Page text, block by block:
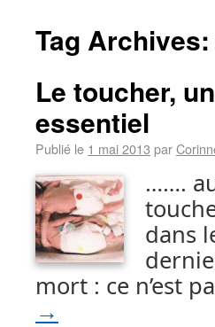
Tag Archives:
Le toucher,
essentiel
Publié le 1 mai 2013 par
…….
dans
mort : ce n’est
→